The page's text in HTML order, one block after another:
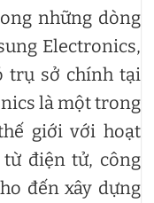
những dòng
Electronics,
trụ sở chính tại
là một trong
giới với hoạt
điện tử, công
đến xây dựng